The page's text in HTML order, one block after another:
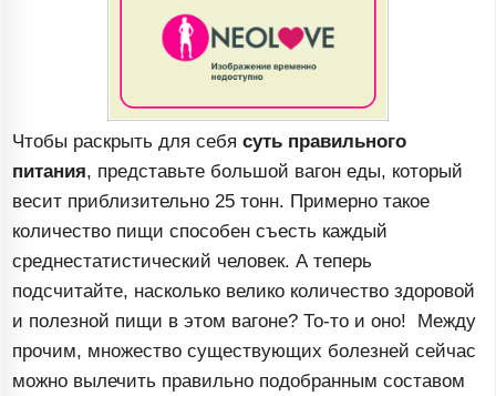
Чтобы раскрыть для себя суть правильного
питания, представьте большой вагон еды, который
весит приблизительно 25 тонн. Примерно такое
количество пищи способен съесть каждый
среднестатистический человек. А теперь
подсчитайте, насколько велико количество здоровой
и полезной пищи в этом вагоне?То-то и оно! Между
прочим, множество существующих болезней сейчас
можно вылечить правильно подобранным составом